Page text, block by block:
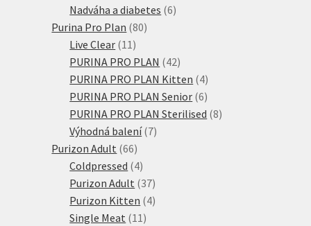
produktů
Nadváha a diabetes 66
Purina Pro Plan 8080
Live Clear 11 11
produktů
PURINA PRO PLAN 4242
produktů
PURINA PRO PLAN Kitten 44
produkty
PURINA PRO PLAN Senior 66
produktů
PURINA PRO PLAN Sterilised 88
Výhodná balení 77
Purizon Adult 6666
produktů
Coldpressed 44
produkty
Purizon Adult 3737
produktů
Purizon Kitten 44
Single Meat 11 11